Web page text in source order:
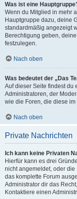
Was ist eine
Wenn du Mitglied in mehr
Hauptgruppe dazu, deine
standardmäßig angezeigt
Berechtigung geben,
festzulegen.
Nach oben
Was bedeutet der „Das
Auf dieser Seite findest du
Administratoren, der
wie die Foren, die diese
Nach oben
Private Nachrichten
Ich kann keine Privaten
Hierfür kann es drei
nicht angemeldet, oder
das komplette Forum
Administrator dir das
Kontaktiere einen